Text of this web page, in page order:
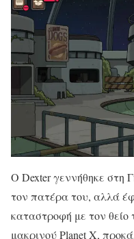
Ο Dexter γεννήθηκε στη
τον πατέρα του, αλλά
καταστροφή με τον θείο
μακρινού Planet X,